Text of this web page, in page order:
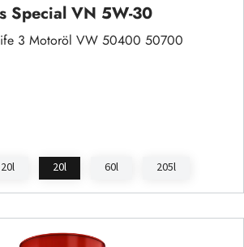
Special VN 5W-30
3 Motoröl VW 50400 50700
20l 20l 60l 205l